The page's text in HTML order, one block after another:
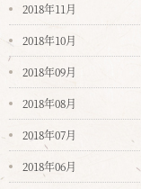
2018年11月
2018年10月
2018年09月
2018年08月
2018年07月
2018年06月